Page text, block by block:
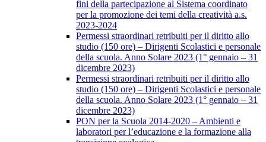
fini della partecipazione al Sistema coordinato
per la promozione dei temi della creatività a.s.
2023-2024
Permessi straordinari retribuiti per il diritto allo
studio (150 ore) – Dirigenti Scolastici e personale
della scuola. Anno Solare 2023 (1° gennaio – 31
dicembre 2023)
Permessi straordinari retribuiti per il diritto allo
studio (150 ore) – Dirigenti Scolastici e personale
della scuola. Anno Solare 2023 (1° gennaio – 31
dicembre 2023)
PON per la Scuola 2014-2020 – Ambienti e
laboratori per l’educazione e la formazione alla